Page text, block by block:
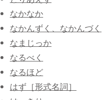
なかなか
なかんずく、なかんづく
なまじっか
なるべく
なるほど
はず［形式名詞］